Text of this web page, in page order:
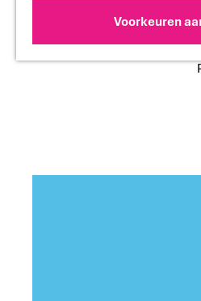
Voorkeuren